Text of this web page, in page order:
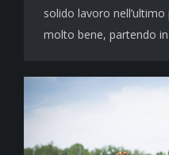
solido lavoro
molto bene, partendo